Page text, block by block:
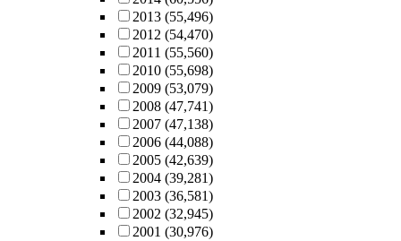
2013 (55,496)
2012 (54,470)
2011 (55,560)
2010 (55,698)
2009 (53,079)
2008 (47,741)
2007 (47,138)
2006 (44,088)
2005 (42,639)
2004 (39,281)
2003 (36,581)
2002 (32,945)
2001 (30,976)